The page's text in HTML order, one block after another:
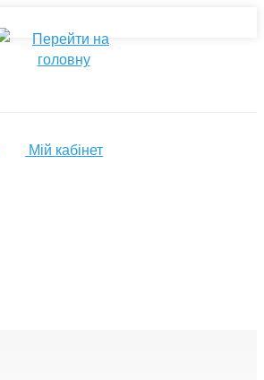
Мій кабінет